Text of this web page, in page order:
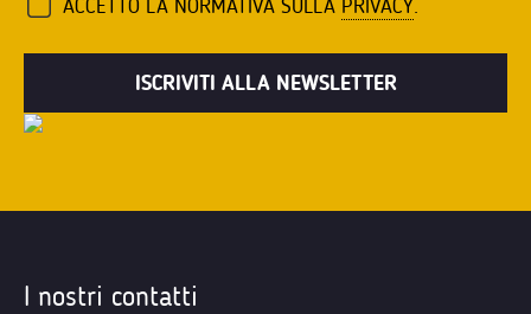
ACCETTO LA NORMATIVA SULLA PRIVACY.
I nostri contatti